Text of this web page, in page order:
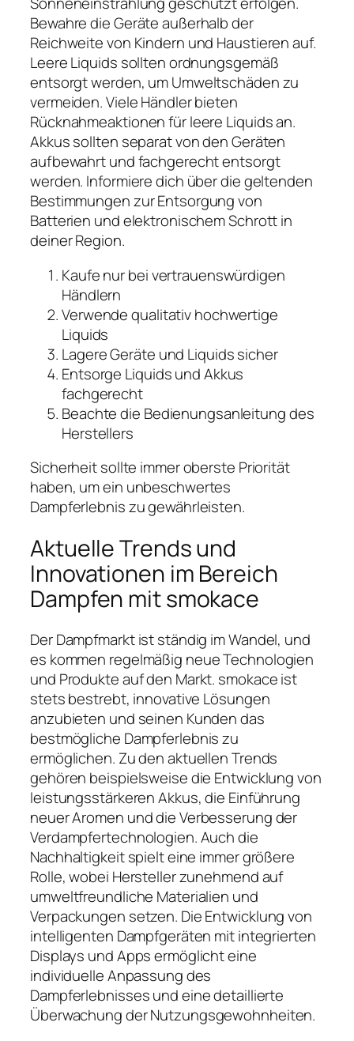
Bewahre die Geräte außerhalb der
Reichweite von Kindern und Haustieren auf.
Leere Liquids sollten ordnungsgemäß
entsorgt werden, um Umweltschäden zu
vermeiden. Viele Händler bieten
Rücknahmeaktionen für leere Liquids an.
Akkus sollten separat von den Geräten
aufbewahrt und fachgerecht entsorgt
werden. Informiere dich über die geltenden
Bestimmungen zur Entsorgung von
Batterien und elektronischem Schrott in
deiner Region.
Kaufe nur bei vertrauenswürdigen
Händlern
Verwende qualitativ hochwertige
Liquids
Lagere Geräte und Liquids sicher
Entsorge Liquids und Akkus
fachgerecht
Beachte die Bedienungsanleitung des
Herstellers
Sicherheit sollte immer oberste Priorität
haben, um ein unbeschwertes
Dampferlebnis zu gewährleisten.
Aktuelle Trends und
Innovationen im Bereich
Dampfen mit smokace
Der Dampfmarkt ist ständig im Wandel, und
es kommen regelmäßig neue Technologien
und Produkte auf den Markt. smokace ist
stets bestrebt, innovative Lösungen
anzubieten und seinen Kunden das
bestmögliche Dampferlebnis zu
ermöglichen. Zu den aktuellen Trends
gehören beispielsweise die Entwicklung von
leistungsstärkeren Akkus, die Einführung
neuer Aromen und die Verbesserung der
Verdampfertechnologien. Auch die
Nachhaltigkeit spielt eine immer größere
Rolle, wobei Hersteller zunehmend auf
umweltfreundliche Materialien und
Verpackungen setzen. Die Entwicklung von
intelligenten Dampfgeräten mit integrierten
Displays und Apps ermöglicht eine
individuelle Anpassung des
Dampferlebnisses und eine detaillierte
Überwachung der Nutzungsgewohnheiten.